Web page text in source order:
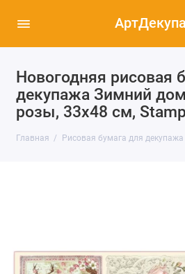
Новогодняя рисовая
декупажа Зимний
розы, 33х48 см,
Главная Рисовая бумага для декупажа